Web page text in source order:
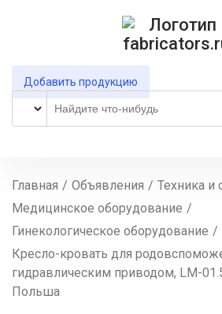
Добавить продукцию
Главная / Объявления / Техника и
Медицинское оборудование /
Гинекологическое оборудование /
Кресло-кровать для
гидравлическим приводом, LM-
Польша